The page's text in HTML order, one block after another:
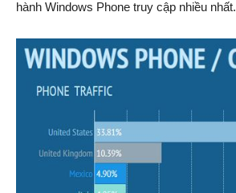
hành Windows Phone truy cập nhiều nhất.